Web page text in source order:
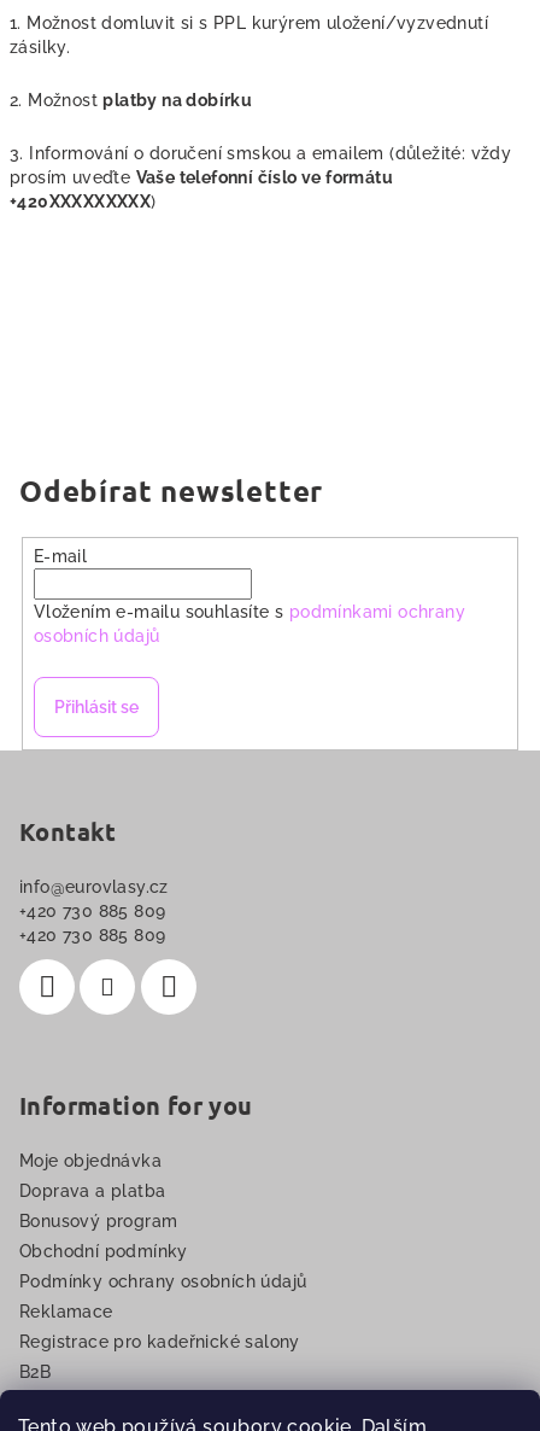
1. Možnost domluvit si s PPL kurýrem uložení/vyzvednutí
zásilky.
2. Možnostplatby na dobírku
3. Informování o doručení smskou a emailem (důležité: vždy
prosím uveďte Vaše telefonní číslo ve formátu
+420XXXXXXXXX)
Odebírat newsletter
E-mail
Vložením e-mailu souhlasíte s podmínkami ochrany
osobních údajů
Přihlásit se
Kontakt
info@eurovlasy.cz
+420 730 885 809
+420 730 885 809
Information for you
Moje objednávka
Doprava a platba
Bonusový program
Obchodní podmínky
Podmínky ochrany osobních údajů
Reklamace
Registrace pro kadeřnické salony
B2B